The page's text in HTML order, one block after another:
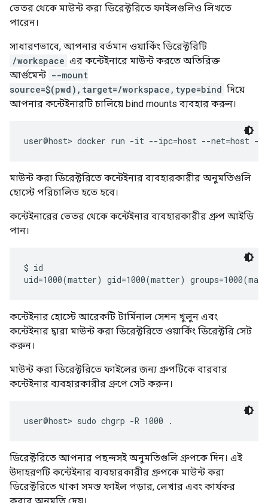
ভেতর থেকে মাউন্ট করা ডিরেক্টরিতে ফাইলগুলিও লিখতে
পারেন।
সাধারণভাবে, আপনার বর্তমান ওয়ার্কিং ডিরেক্টরিটি
/workspace এর কন্টেইনারে মাউন্ট করতে অতিরিক্ত
আর্গুমেন্ট --mount
source=$(pwd),target=/workspace,type=bind দিয়ে
আপনার কন্টেইনারটি চালিয়ে bind mounts ব্যবহার করুন।
মাউন্ট করা ডিরেক্টরিতে কন্টেইনার ব্যবহারকারীর অনুমতিগুলি
হোস্টে পরিচালিত হতে হবে।
কন্টেইনারের ভেতর থেকে কন্টেইনার ব্যবহারকারীর গ্রুপ আইডি
পান।
$ id
কন্টেইনার হোস্টে আরেকটি টার্মিনাল সেশন খুলুন এবং
কন্টেইনার দ্বারা মাউন্ট করা ডিরেক্টরিতে ওয়ার্কিং ডিরেক্টরি সেট
করুন।
মাউন্ট করা ডিরেক্টরিতে ফাইলের জন্য গ্রুপটিকে বারবার
কন্টেইনার ব্যবহারকারীর গ্রুপে সেট করুন।
ডিরেক্টরিতে আপনার পছন্দসই অনুমতিগুলি গ্রুপকে দিন। এই
উদাহরণটি কন্টেইনার ব্যবহারকারীর গ্রুপকে মাউন্ট করা
ডিরেক্টরিতে থাকা সমস্ত ফাইল পড়ার, লেখার এবং কার্যকর